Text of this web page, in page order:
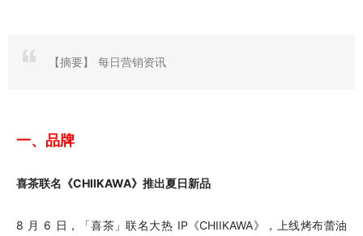
【摘要】 每日营销资讯
一、品牌
喜茶联名《CHIIKAWA》推出夏日新品
8 月 6 日，「喜茶」联名大热 IP《CHIIKAWA》，上线烤布蕾油